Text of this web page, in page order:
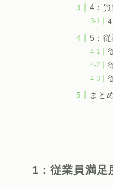
4：質
5：
まと
1：従業員満足